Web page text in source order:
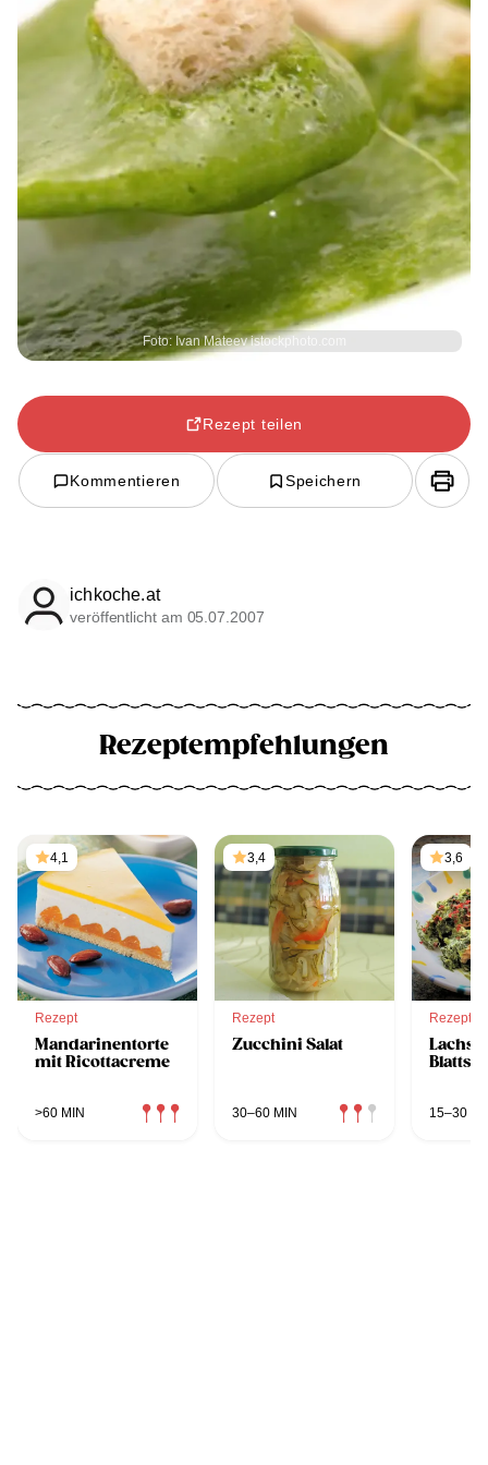
Foto: Ivan Mateev istockphoto.com
Rezept teilen
Kommentieren Speichern
ichkoche.at
veröffentlicht am 05.07.2007
Rezeptempfehlungen
4,1
Rezept
Mandarinentorte
mit Ricottacreme
>60 MIN
3,4
Rezept
Zucchini Salat
30–60 MIN
3,6
Rezept
Lachs
15–30